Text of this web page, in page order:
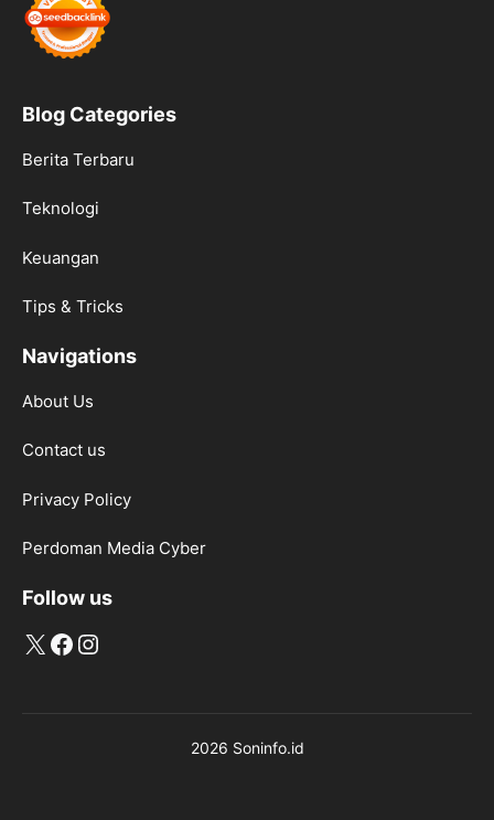
Blog Categories
Berita Terbaru
Teknologi
Keuangan
Tips & Tricks
Navigations
About Us
Contact us
Privacy Policy
Perdoman Media Cyber
Follow us
X Facebook
Instagram
2026 Soninfo.id